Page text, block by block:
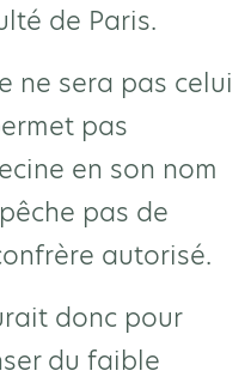
de Paris.
ne sera pas celui
pas
en son nom
pas de
autorisé.
donc pour
du faible